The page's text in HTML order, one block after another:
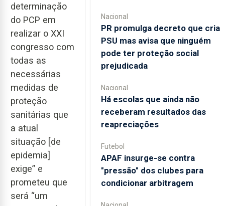
determinação
do PCP em
realizar o XXI
congresso com
todas as
necessárias
medidas de
proteção
sanitárias que
a atual
situação [de
epidemia]
exige” e
prometeu que
será “um
Nacional
PR promulga decreto que cria
PSU mas avisa que ninguém
pode ter proteção social
prejudicada
Nacional
Há escolas que ainda não
receberam resultados das
reapreciações
Futebol
APAF insurge-se contra
"pressão" dos clubes para
condicionar arbitragem